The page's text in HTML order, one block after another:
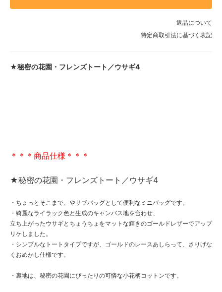
返品について
特定商取引法に基づく表記
★秘密の花園・フレンズトート／ウサギ4
＊＊＊商品仕様＊＊＊
★秘密の花園・フレンズトート／ウサギ4
・ちょっとそこまで、やサブバッグとして便利なミニバッグです。
・綺麗なライラック色と生成のキャンバス地を合わせ、
立ち上がったウサギとちょうちょをマットな輝きのゴールドレザーでアップ
リケしました。
・シンプルなトートタイプですが、ゴールドのレースあしらって、さりげな
くおめかし仕様です。
・裏地は、秘密の花園にぴったりの可憐な小花柄コットンです。